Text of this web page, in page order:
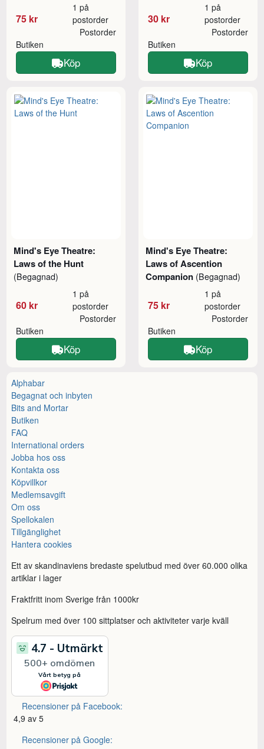
75 kr
1 på
postorder
Butiken
Postorder
Köp
30 kr
1 på
postorder
Butiken
Postorder
Köp
Mind's Eye Theatre:
Laws of the Hunt
(Begagnad)
60 kr
1 på
postorder
Butiken
Postorder
Köp
Mind's Eye Theatre:
Laws of Ascention
Companion (Begagnad)
75 kr
1 på
postorder
Butiken
Postorder
Köp
Alphabar
Begagnat och inbyten
Bits and Mortar
Butiken
FAQ
International orders
Jobba hos oss
Kontakta oss
Köpvillkor
Medlemsavgift
Om oss
Spellokalen
Tillgänglighet
Hantera cookies
Ett av skandinaviens bredaste spelutbud med över 60.000 olika
artiklar i lager
Fraktfritt inom Sverige från 1000kr
Spelrum med över 100 sittplatser och aktiviteter varje kväll
Recensioner på Facebook:
4,9 av 5
Recensioner på Google: